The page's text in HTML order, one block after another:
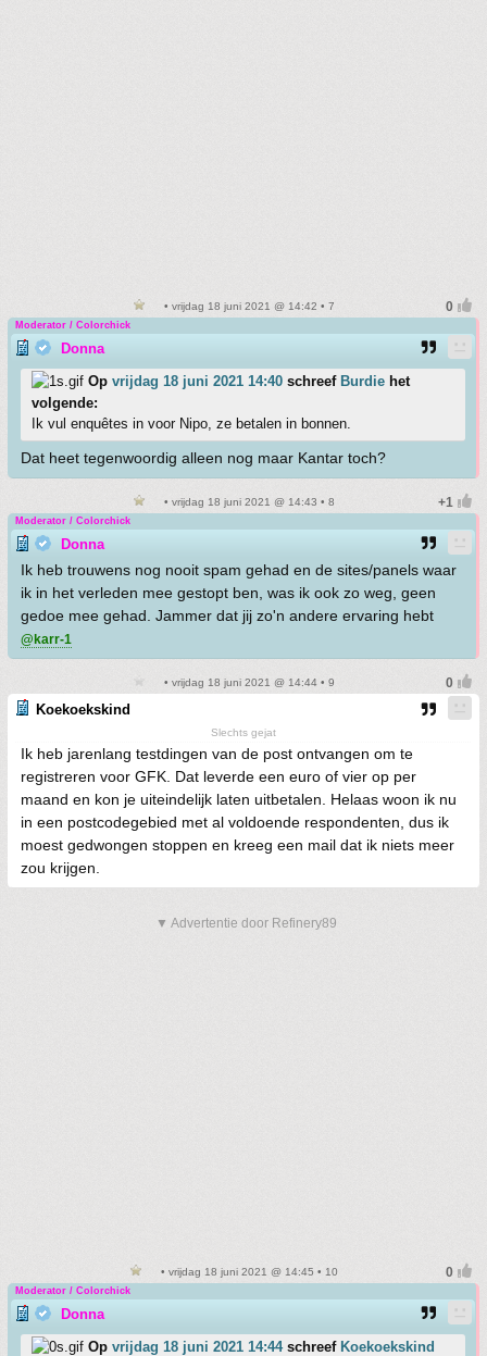
• vrijdag 18 juni 2021 @ 14:42 • 7
Moderator / Colorchick
Donna
Op vrijdag 18 juni 2021 14:40 schreef Burdie het
volgende:
Ik vul enquêtes in voor Nipo, ze betalen in bonnen.
Dat heet tegenwoordig alleen nog maar Kantar toch?
• vrijdag 18 juni 2021 @ 14:43 • 8
Moderator / Colorchick
Donna
Ik heb trouwens nog nooit spam gehad en de sites/panels waar
ik in het verleden mee gestopt ben, was ik ook zo weg, geen
gedoe mee gehad. Jammer dat jij zo'n andere ervaring hebt
@karr-1
• vrijdag 18 juni 2021 @ 14:44 • 9
Koekoekskind
Slechts gejat
Ik heb jarenlang testdingen van de post ontvangen om te
registreren voor GFK. Dat leverde een euro of vier op per
maand en kon je uiteindelijk laten uitbetalen. Helaas woon ik nu
in een postcodegebied met al voldoende respondenten, dus ik
moest gedwongen stoppen en kreeg een mail dat ik niets meer
zou krijgen.
▼ Advertentie door Refinery89
• vrijdag 18 juni 2021 @ 14:45 • 10
Moderator / Colorchick
Donna
Op vrijdag 18 juni 2021 14:44schreef Koekoekskind